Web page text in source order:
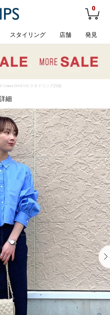
0
スタイリング 店舗 発見
(93310) スタイリング詳細
細